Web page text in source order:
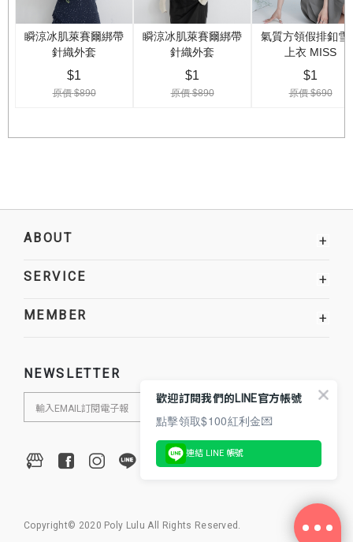
ABOUT +
SERVICE +
MEMBER +
NEWSLETTER
Copyright© 2020 Poly Lulu All Rights Reserved.
歡迎訂閱我們的LINE官方帳號
點擊領取$100紅利金💌
連結 LINE 帳號